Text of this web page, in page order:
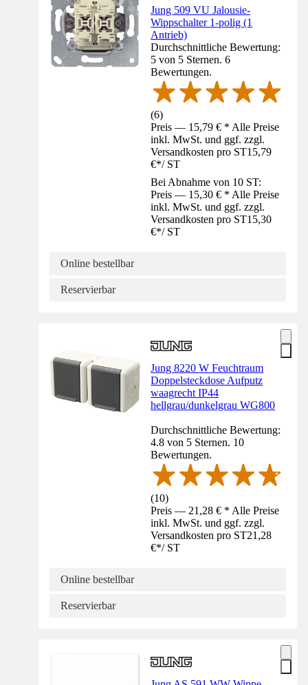
Jung 509 VU Jalousie-
Wippschalter 1-polig (1
Antrieb)
Durchschnittliche Bewertung:
5 von 5 Sternen. 6
Bewertungen.
(6)
Preis — 15,79 € * Alle Preise
inkl. MwSt. und ggf. zzgl.
Versandkosten pro ST15,79
€*/ ST
Bei Abnahme von 10 ST:
Preis — 15,30 € * Alle Preise
inkl. MwSt. und ggf. zzgl.
Versandkosten pro ST15,30
€*/ ST
Online bestellbar
Reservierbar
Jung 8220 W Feuchtraum
Doppelsteckdose Aufputz
waagrecht IP44
hellgrau/dunkelgrau WG800
Durchschnittliche Bewertung:
4.8 von 5 Sternen. 10
Bewertungen.
(10)
Preis — 21,28 € * Alle Preise
inkl. MwSt. und ggf. zzgl.
Versandkosten pro ST21,28
€*/ ST
Online bestellbar
Reservierbar